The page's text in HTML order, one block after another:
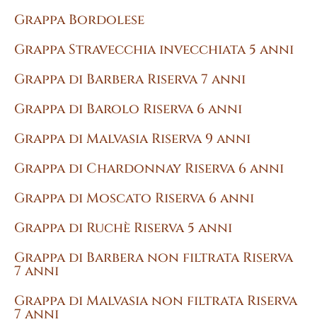
Grappa Bordolese
Grappa Stravecchia invecchiata 5 anni
Grappa di Barbera Riserva 7 anni
Grappa di Barolo Riserva 6 anni
Grappa di Malvasia Riserva 9 anni
Grappa di Chardonnay Riserva 6 anni
Grappa di Moscato Riserva 6 anni
Grappa di Ruchè Riserva 5 anni
Grappa di Barbera non filtrata Riserva
7 anni
Grappa di Malvasia non filtrata Riserva
7 anni